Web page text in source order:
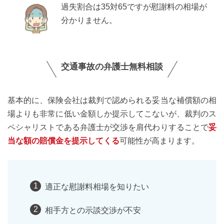
過失割合は35対65ですが慰謝料の相場が
分かりません。
交通事故の弁護士無料相談
基本的に、保険会社は裁判で認められる妥当な補償額の相
場よりも非常に低い金額しか提示してこないが、裁判のス
ペシャリストである弁護士が交渉を肩代わりすることで妥
当な額の賠償金を提示してくる可能性が高まります。
適正な慰謝料相場を知りたい
相手方との示談交渉が不安